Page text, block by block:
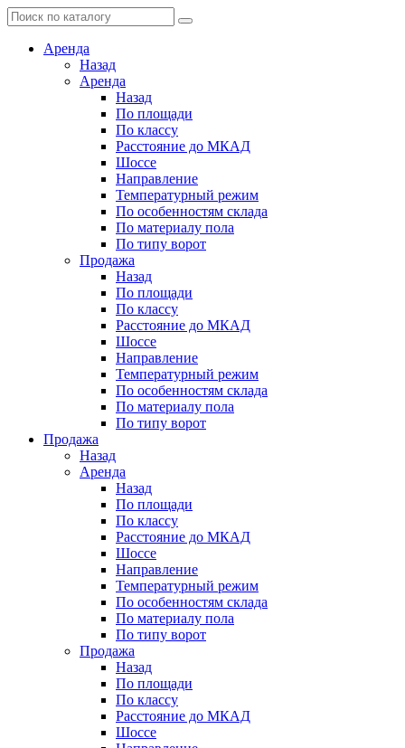
Аренда
Назад
Аренда
Назад
По площади
По классу
Расстояние до МКАД
Шоссе
Направление
Температурный режим
По особенностям склада
По материалу пола
По типу ворот
Продажа
Назад
По площади
По классу
Расстояние до МКАД
Шоссе
Направление
Температурный режим
По особенностям склада
По материалу пола
По типу ворот
Продажа
Назад
Аренда
Назад
По площади
По классу
Расстояние до МКАД
Шоссе
Направление
Температурный режим
По особенностям склада
По материалу пола
По типу ворот
Продажа
Назад
По площади
По классу
Расстояние до МКАД
Шоссе